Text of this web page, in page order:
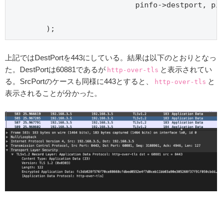
pinfo->destport,
        );
上記ではDestPortを443にしている。結果は以下のとおりとなっ
た。DestPortは60881であるが http-over-tls と表示されてい
る。SrcPortのケースも同様に443とすると、
http-over-tls と
表示されることが分かった。